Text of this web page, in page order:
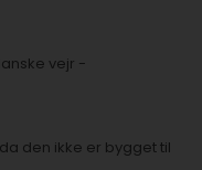
vejr -
den ikke er bygget til